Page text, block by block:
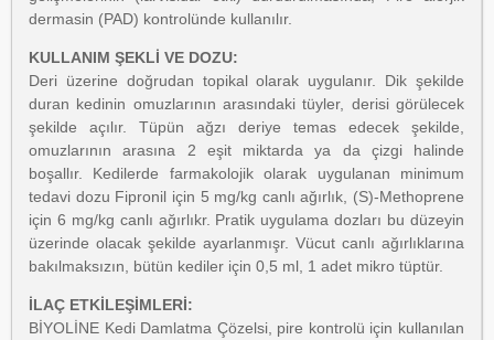
dermasin (PAD) kontrolünde kullanılır.
KULLANIM ŞEKLİ VE DOZU:
Deri üzerine doğrudan topikal olarak uygulanır. Dik şekilde
duran kedinin omuzlarının arasındaki tüyler, derisi görülecek
şekilde açılır. Tüpün ağzı deriye temas edecek şekilde,
omuzlarının arasına 2 eşit miktarda ya da çizgi halinde
boşallır. Kedilerde farmakolojik olarak uygulanan minimum
tedavi dozu Fipronil için 5 mg/kg canlı ağırlık, (S)-Methoprene
için 6 mg/kg canlı ağırlıkr. Pratik uygulama dozları bu düzeyin
üzerinde olacak şekilde ayarlanmışr. Vücut canlı ağırlıklarına
bakılmaksızın, bütün kediler için 0,5 ml, 1 adet mikro tüptür.
İLAÇ ETKİLEŞİMLERİ:
BİYOLİNE Kedi Damlatma Çözelsi, pire kontrolü için kullanılan